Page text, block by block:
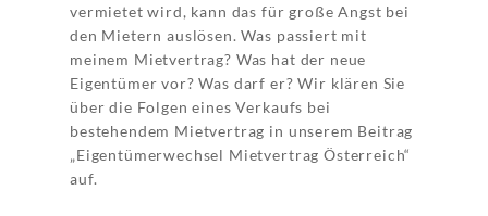
vermietet wird, kann das für große Angst bei
den Mietern auslösen. Was passiert mit
meinem Mietvertrag? Was hat der neue
Eigentümer vor? Was darf er? Wir klären Sie
über die Folgen eines Verkaufs bei
bestehendem Mietvertrag in unserem Beitrag
„Eigentümerwechsel Mietvertrag Österreich“
auf.